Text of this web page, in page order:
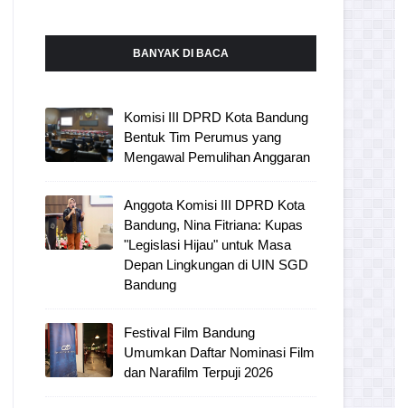
BANYAK DI BACA
Komisi III DPRD Kota Bandung
Bentuk Tim Perumus yang
Mengawal Pemulihan Anggaran
Anggota Komisi III DPRD Kota
Bandung, Nina Fitriana: Kupas
"Legislasi Hijau" untuk Masa
Depan Lingkungan di UIN SGD
Bandung
Festival Film Bandung
Umumkan Daftar Nominasi Film
dan Narafilm Terpuji 2026